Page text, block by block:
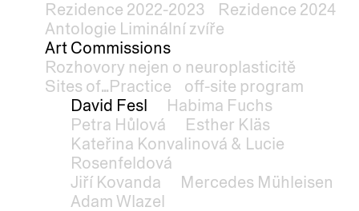
Rezidence 2022-2023
Rezidence 2024
Antologie Liminální zvíře
Art Commissions
Rozhovory nejen o neuroplasticitě
Sites of...Practice
off-site program
David Fesl
Habima Fuchs
Petra Hůlová
Esther Kläs
Kateřina Konvalinová & Lucie
Rosenfeldová
Jiří Kovanda
Mercedes Mühleisen
Adam Wlazel